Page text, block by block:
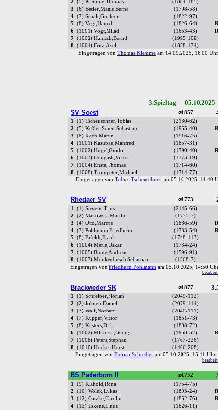
2 (5) Klemme,Thomas (1884-185)
3
(6) Besler,Mattis Bernd (1798-58)
4
(7) Schalt,Guideon (1822-97)
5
(8) Vogt,Hamid (1826-64)
6
(1001) Vogt,Milad (1653-43)
7
(1002) Hanisch,Bernd (1995-109)
8
(1004) Fritz,Axel (1858-174)
Eingetragen von Thomas Klemme am 14.09.2025, 16:00
3.Spieltag
SV Soest
⌀1857
1 (1) Tscheuschner,Tobias (2130-62)
2
(5) Keßler,Sören Sebastian (1965-40)
3
(8) Koch,Martin (1916-75)
4
(1001) Kasubke,Manfred (1857-31)
5
(1002) Hügel,Guido (1790-40)
6
(1003) Dongash,Viktor (1773-19)
7
(1004) Enste,Thomas (1714-60)
8
(1008) Trompeter,Michael (1714-77)
Eingetragen von Tobias Tscheuschneram 05.10.2025, 14:40
Rhedaer SV ⌀1773
1 (1) Stevens,Titus (2145-66)
2
(2) Makowski,Martin (1775-7)
3
(4) Otto,Marcus (1836-59)
4
(7) Pohlmann,Friedhelm (1783-54)
5
(8) Erfeldt,Frank (1748-113)
6
(1004) Merle,Oskar (1734-24)
7
(1005) Bünte,Andreas (1596-91)
8
(1007) Monkenbusch,Sebastian (1568-7)
Eingetragen von Friedhelm Pohlmann am 05.10.2025, 14:50
Brackweder SK ⌀1877
1 (1) Schreiber,Florian (2049-112)
2
(2) Johnen,Daniel (2079-114)
3
(3) Wolf,Norbert (2040-111)
4
(7) Küpper,Victor (1851-73)
5
(8) Küsters,Dirk (1808-72)
6
(1002) Mikulski,Georg (1958-52)
7
(1008) Peters,Stephan (1767-226)
8
(1010) Höcker,Horst (1466-208)
Eingetragen von Florian Schreiberam 05.10.2025, 15:41
BS Paderborn II ⌀1752
1 (9) Klahold,Rona
(1754-75)
2
(10) Wolek,Lukas (1893-24)
3
(12) Gatzke,Carolin (1862-76)
4
(13) Ilskens,Linus (1826-11)